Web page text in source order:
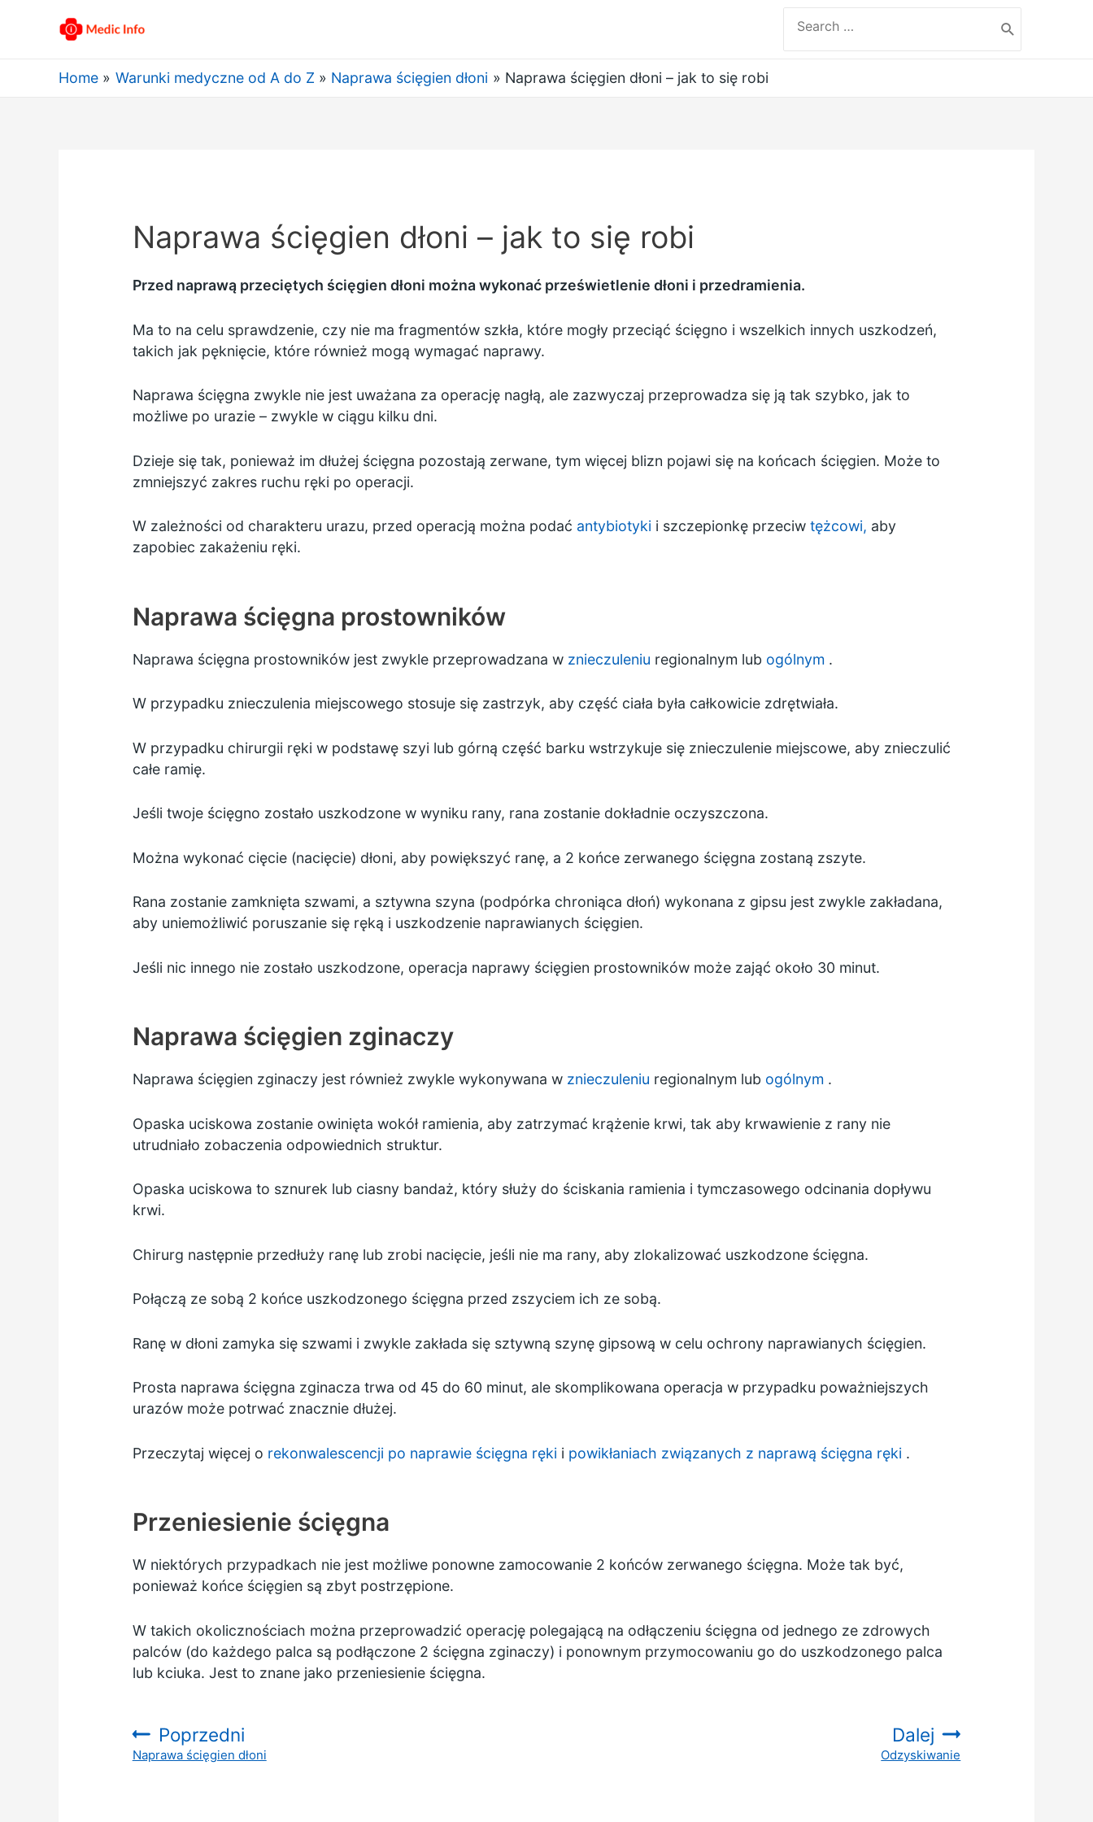
for:
Home Warunki medyczne od A do Z Naprawa ścięgien dłoni Naprawa ścięgien dłoni – jak to się robi
Naprawa ścięgien dłoni – jak to się robi
Przed naprawą przeciętych ścięgien dłoni można wykonać prześwietlenie dłoni i przedramienia.
Ma to na celu sprawdzenie, czy nie ma fragmentów szkła, które mogły przeciąć ścięgno i wszelkich innych uszkodzeń,
takich jak pęknięcie, które również mogą wymagać naprawy.
Naprawa ścięgna zwykle nie jest uważana za operację nagłą, ale zazwyczaj przeprowadza się ją tak szybko, jak to
możliwe po urazie – zwykle w ciągu kilku dni.
Dzieje się tak, ponieważ im dłużej ścięgna pozostają zerwane, tym więcej blizn pojawi się na końcach ścięgien. Może to
zmniejszyć zakres ruchu ręki po operacji.
W zależności od charakteru urazu, przed operacją można podać antybiotyki i szczepionkę przeciw tężcowi, aby
zapobiec zakażeniu ręki.
Naprawa ścięgna prostowników
Naprawa ścięgna prostowników jest zwykle przeprowadzana w znieczuleniu regionalnym lub ogólnym .
W przypadku znieczulenia miejscowego stosuje się zastrzyk, aby część ciała była całkowicie zdrętwiała.
W przypadku chirurgii ręki w podstawę szyi lub górną część barku wstrzykuje się znieczulenie miejscowe, aby znieczulić
całe ramię.
Jeśli twoje ścięgno zostało uszkodzone w wyniku rany, rana zostanie dokładnie oczyszczona.
Można wykonać cięcie (nacięcie) dłoni, aby powiększyć ranę, a 2 końce zerwanego ścięgna zostaną zszyte.
Rana zostanie zamknięta szwami, a sztywna szyna (podpórka chroniąca dłoń) wykonana z gipsu jest zwykle zakładana,
aby uniemożliwić poruszanie się ręką i uszkodzenie naprawianych ścięgien.
Jeśli nic innego nie zostało uszkodzone, operacja naprawy ścięgien prostowników może zająć około 30 minut.
Naprawa ścięgien zginaczy
Naprawa ścięgien zginaczy jest również zwykle wykonywana w znieczuleniu regionalnym lub ogólnym .
Opaska uciskowa zostanie owinięta wokół ramienia, aby zatrzymać krążenie krwi, tak aby krwawienie z rany nie
utrudniało zobaczenia odpowiednich struktur.
Opaska uciskowa to sznurek lub ciasny bandaż, który służy do ściskania ramienia i tymczasowego odcinania dopływu
krwi.
Chirurg następnie przedłuży ranę lub zrobi nacięcie, jeśli nie ma rany, aby zlokalizować uszkodzone ścięgna.
Połączą ze sobą 2 końce uszkodzonego ścięgna przed zszyciem ich ze sobą.
Ranę w dłoni zamyka się szwami i zwykle zakłada się sztywną szynę gipsową w celu ochrony naprawianych ścięgien.
Prosta naprawa ścięgna zginacza trwa od 45 do 60 minut, ale skomplikowana operacja w przypadku poważniejszych
urazów może potrwać znacznie dłużej.
Przeczytaj więcej o rekonwalescencji po naprawie ścięgna ręki i powikłaniach związanych z naprawą ścięgna ręki .
Przeniesienie ścięgna
W niektórych przypadkach nie jest możliwe ponowne zamocowanie 2 końców zerwanego ścięgna. Może tak być,
ponieważ końce ścięgien są zbyt postrzępione.
W takich okolicznościach można przeprowadzić operację polegającą na odłączeniu ścięgna od jednego ze zdrowych
palców (do każdego palca są podłączone 2 ścięgna zginaczy) i ponownym przymocowaniu go do uszkodzonego palca
lub kciuka. Jest to znane jako przeniesienie ścięgna.
Poprzedni
:Naprawa ścięgien dłoni
Dalej
:
Odzyskiwanie